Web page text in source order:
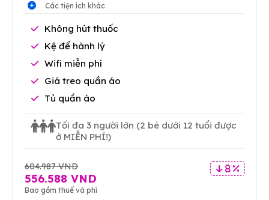
Các tiện ích khác
Không hút thuốc
Kệ để hành lý
Wifi miễn phí
Giá treo quần áo
Tủ quần áo
Tối đa 3 người lớn (2 bé dưới 12 tuổi được
ở MIỄN PHÍ!)
8 %
604.987 VND
556.588 VND
Bao gồm thuế và phí